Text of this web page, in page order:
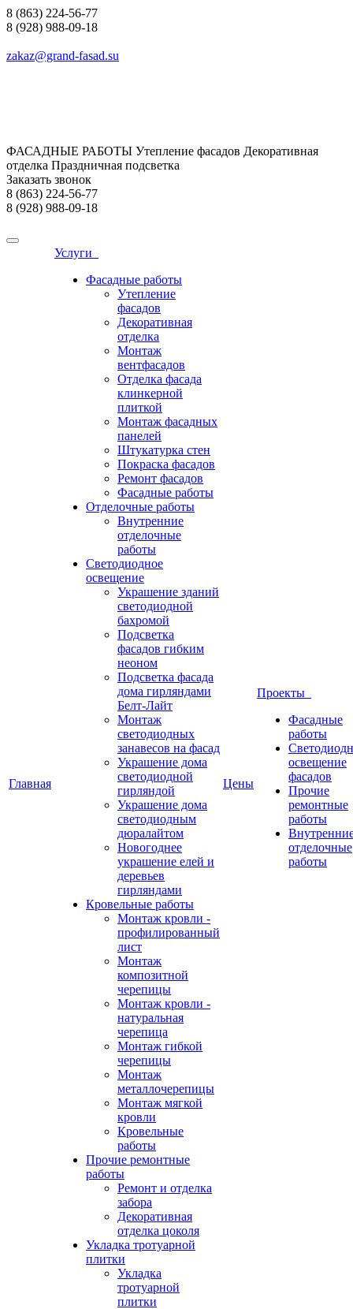
8 (863) 224-56-77
8 (928) 988-09-18
zakaz@grand-fasad.su
ФАСАДНЫЕ РАБОТЫ Утепление фасадов Декоративная
отделка Праздничная подсветка
Заказать звонок
8 (863) 224-56-77
8 (928) 988-09-18
Главная
Услуги
Фасадные работы
Утепление
фасадов
Декоративная
отделка
Монтаж
вентфасадов
Отделка фасада
клинкерной
плиткой
Монтаж фасадных
панелей
Штукатурка стен
Покраска фасадов
Ремонт фасадов
Фасадные работы
Отделочные работы
Внутренние
отделочные
работы
Светодиодное
освещение
Украшение зданий
светодиодной
бахромой
Подсветка
фасадов гибким
неоном
Подсветка фасада
дома гирляндами
Белт-Лайт
Монтаж
светодиодных
занавесов на фасад
Украшение дома
светодиодной
гирляндой
Украшение дома
светодиодным
дюралайтом
Новогоднее
украшение елей и
деревьев
гирляндами
Кровельные работы
Монтаж кровли -
профилированный
лист
Монтаж
композитной
черепицы
Монтаж кровли -
натуральная
черепица
Монтаж гибкой
черепицы
Монтаж
металлочерепицы
Монтаж мягкой
кровли
Кровельные
работы
Прочие ремонтные
работы
Ремонт и отделка
забора
Декоративная
отделка цоколя
Укладка тротуарной
плитки
Укладка
тротуарной
плитки
Цены
Проекты
Фасадные
работы
освещение
фасадов
Прочие
ремонтные
работы
отделочные
работы